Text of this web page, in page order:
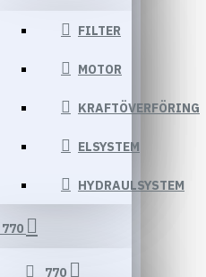
FILTER
MOTOR
KRAFTÖVERFÖRING
ELSYSTEM
HYDRAULSYSTEM
770
770